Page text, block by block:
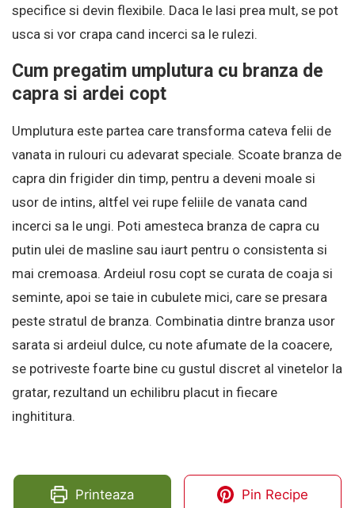
specifice si devin flexibile. Daca le lasi prea mult, se pot
usca si vor crapa cand incerci sa le rulezi.
Cum pregatim umplutura cu branza de
capra si ardei copt
Umplutura este partea care transforma cateva felii de
vanata in rulouri cu adevarat speciale. Scoate branza de
capra din frigider din timp, pentru a deveni moale si
usor de intins, altfel vei rupe feliile de vanata cand
incerci sa le ungi. Poti amesteca branza de capra cu
putin ulei de masline sau iaurt pentru o consistenta si
mai cremoasa. Ardeiul rosu copt se curata de coaja si
seminte, apoi se taie in cubulete mici, care se presara
peste stratul de branza. Combinatia dintre branza usor
sarata si ardeiul dulce, cu note afumate de la coacere,
se potriveste foarte bine cu gustul discret al vinetelor la
gratar, rezultand un echilibru placut in fiecare
inghititura.
Printeaza Pin Recipe